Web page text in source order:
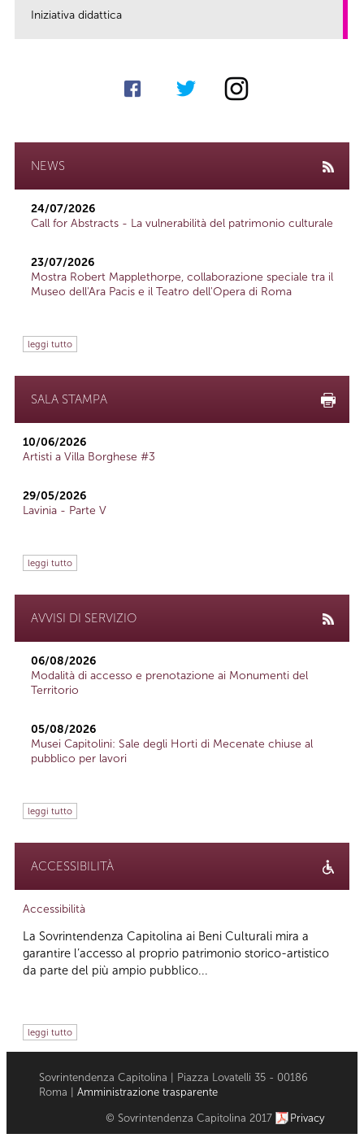
Iniziativa didattica
NEWS
24/07/2026
Call for Abstracts - La vulnerabilità del patrimonio culturale
23/07/2026
Mostra Robert Mapplethorpe, collaborazione speciale tra il
Museo dell'Ara Pacis e il Teatro dell'Opera di Roma
leggi tutto
SALA STAMPA
10/06/2026
Artisti a Villa Borghese #3
29/05/2026
Lavinia - Parte V
leggi tutto
AVVISI DI SERVIZIO
06/08/2026
Modalità di accesso e prenotazione ai Monumenti del
Territorio
05/08/2026
Musei Capitolini: Sale degli Horti di Mecenate chiuse al
pubblico per lavori
leggi tutto
ACCESSIBILITÀ
Accessibilità
La Sovrintendenza Capitolina ai Beni Culturali mira a
garantire l’accesso al proprio patrimonio storico-artistico
da parte del più ampio pubblico...
leggi tutto
Sovrintendenza Capitolina | Piazza Lovatelli 35 - 00186
Roma | Amministrazione trasparente
© Sovrintendenza Capitolina 2017 Privacy